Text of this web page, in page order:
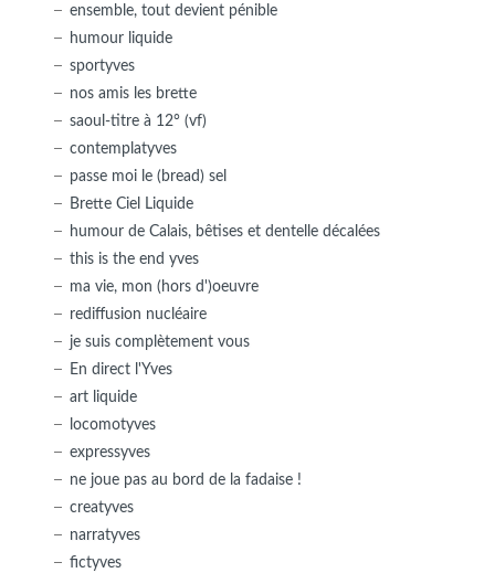
ensemble, tout devient pénible
humour liquide
sportyves
nos amis les brette
saoul-titre à 12° (vf)
contemplatyves
passe moi le (bread) sel
Brette Ciel Liquide
humour de Calais, bêtises et dentelle décalées
this is the end yves
ma vie, mon (hors d')oeuvre
rediffusion nucléaire
je suis complètement vous
En direct l'Yves
art liquide
locomotyves
expressyves
ne joue pas au bord de la fadaise !
creatyves
narratyves
fictyves